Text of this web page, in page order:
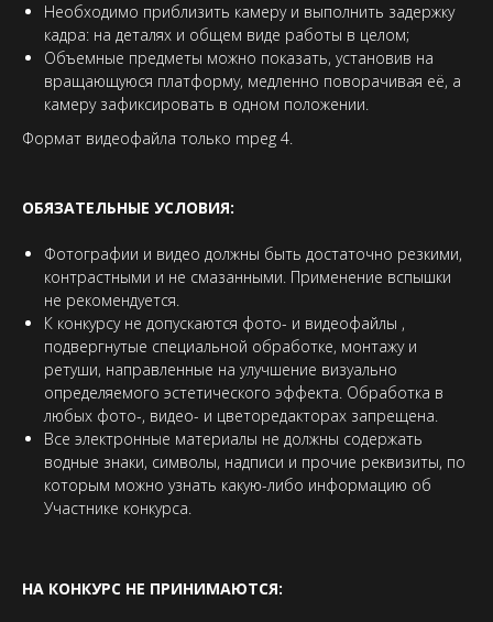
Необходимо приблизить камеру и выполнить задержку
кадра: на деталях и общем виде работы в целом;
Объемные предметы можно показать, установив на
вращающуюся платформу, медленно поворачивая её, а
камеру зафиксировать в одном положении.
Формат видеофайла только mpeg 4.
ОБЯЗАТЕЛЬНЫЕ УСЛОВИЯ:
Фотографии и видео должны быть достаточно резкими,
контрастными и не смазанными. Применение вспышки
не рекомендуется.
К конкурсу не допускаются фото- и видеофайлы ,
подвергнутые специальной обработке, монтажу и
ретуши, направленные на улучшение визуально
определяемого эстетического эффекта. Обработка в
любых фото-, видео- и цветоредакторах запрещена.
Все электронные материалы не должны содержать
водные знаки, символы, надписи и прочие реквизиты, по
которым можно узнать какую-либо информацию об
Участнике конкурса.
НА КОНКУРС НЕ ПРИНИМАЮТСЯ: